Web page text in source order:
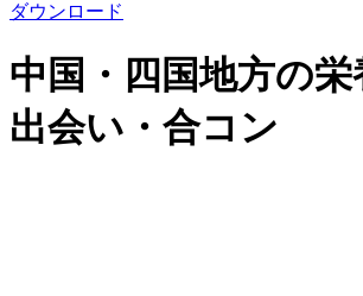
ダウンロード
中国・四国地方の
出会い・合コン